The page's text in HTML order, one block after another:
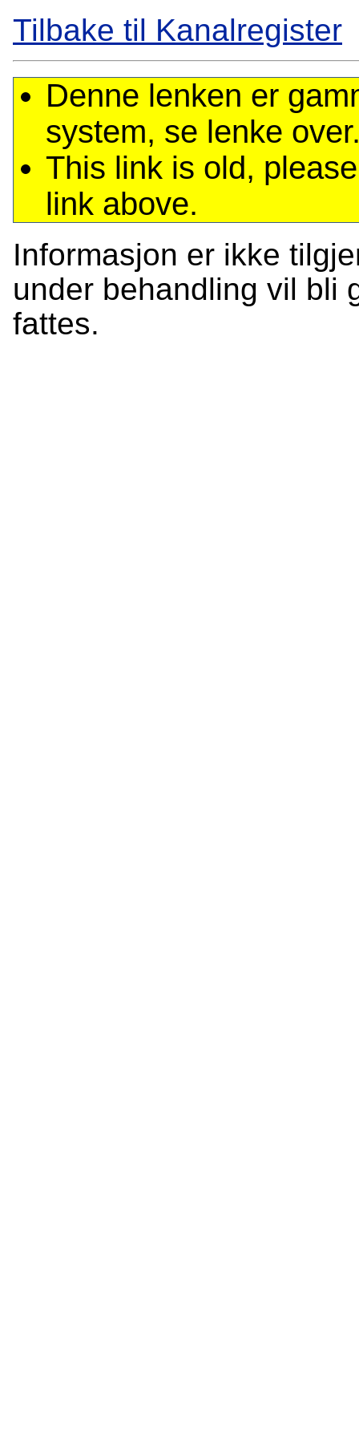
Tilbake til Kanalregister
Denne lenken er
system, se lenke
This link is old,
link above.
Informasjon er ikke
under behandling vil bli
fattes.